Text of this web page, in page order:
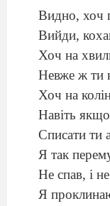
Видно, хоч
Вийди,
Хоч на
Невже ж ти
Хоч на
Навіть
Списати ти
Я так
Не спав, і не
Я